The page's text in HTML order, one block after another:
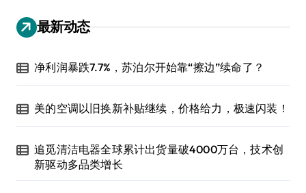
最新动态
净利润暴跌7.7%，苏泊尔开始靠“擦边”续命了？
美的空调以旧换新补贴继续，价格给力，极速闪装！
追觅清洁电器全球累计出货量破4000万台，技术创
新驱动多品类增长